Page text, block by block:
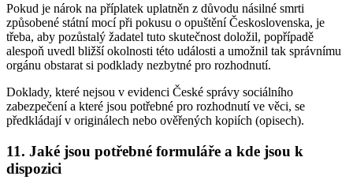
Pokud je nárok na příplatek uplatněn z důvodu násilné smrti
způsobené státní mocí při pokusu o opuštění Československa, je
třeba, aby pozůstalý žadatel tuto skutečnost doložil, popřípadě
alespoň uvedl bližší okolnosti této události a umožnil tak správnímu
orgánu obstarat si podklady nezbytné pro rozhodnutí.
Doklady, které nejsou v evidenci České správy sociálního
zabezpečení a které jsou potřebné pro rozhodnutí ve věci, se
předkládají v originálech nebo ověřených kopiích (opisech).
11. Jaké jsou potřebné formuláře a kde jsou k
dispozici